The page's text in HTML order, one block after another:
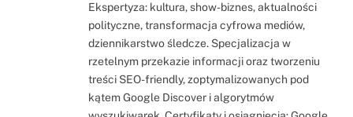
Ekspertyza: kultura, show-biznes, aktualności
polityczne, transformacja cyfrowa mediów,
dziennikarstwo śledcze. Specjalizacja w
rzetelnym przekazie informacji oraz tworzeniu
treści SEO-friendly, zoptymalizowanych pod
kątem Google Discover i algorytmów